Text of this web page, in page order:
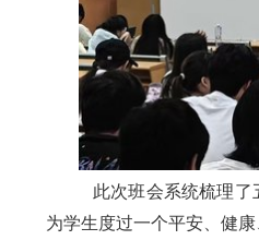
此次班会系统梳理
为学生度过一个平安、健